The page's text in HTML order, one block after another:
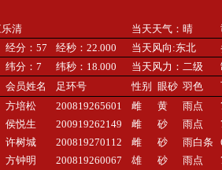
清 当天天气：晴
经分：57 经秒：22.000 当天风向:东北
纬分：7 纬秒：18.000 当天风力：二级
会员姓名 足环号 性别 眼砂 羽色
方培松 200819265601 雌 黄 雨点
侯悦生 200919262149 雌 砂 雨点
许树城 200819270112 雌 砂 雨白条
方钟明 200819260067 雄 砂 雨点